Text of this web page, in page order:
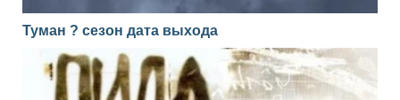
Туман ? сезон дата выхода